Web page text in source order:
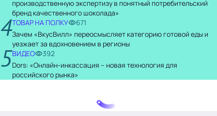
производственную экспертизу в понятный потребительский
бренд качественного шоколада»
4ТОВАР НА ПОЛКУ
671
Зачем «ВкусВилл» переосмысляет категорию готовой еды и
уезжает за вдохновением в регионы
5ВИДЕО
392
Dors: «Онлайн-инкассация – новая технология для
российского рынка»